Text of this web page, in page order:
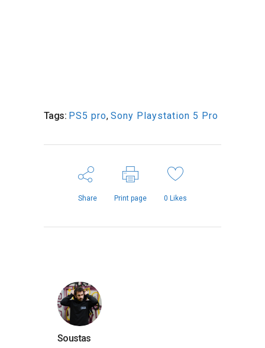
Tags: PS5 pro, Sony Playstation 5 Pro
Share Print page 0 Likes
Soustas